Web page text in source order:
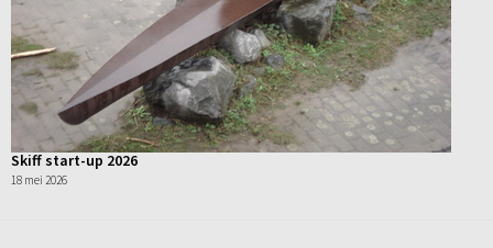
Skiff start-up 2026
18 mei 2026